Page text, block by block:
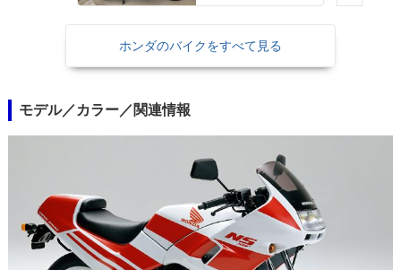
ホンダのバイクをすべて見る
モデル／カラー／関連情報